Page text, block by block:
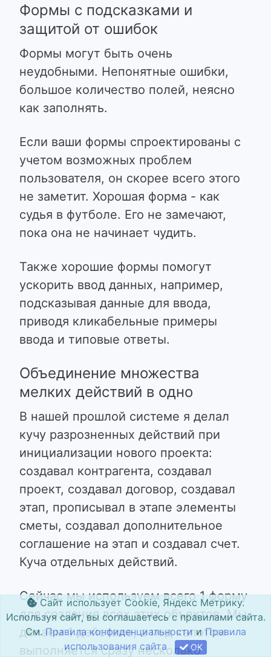
Формы с подсказками и
защитой от ошибок
Формы могут быть очень
неудобными. Непонятные ошибки,
большое количество полей, неясно
как заполнять.
Если ваши формы спроектированы с
учетом возможных проблем
пользователя, он скорее всего этого
не заметит. Хорошая форма - как
судья в футболе. Его не замечают,
пока она не начинает чудить.
Также хорошие формы помогут
ускорить ввод данных, например,
подсказывая данные для ввода,
приводя кликабельные примеры
ввода и типовые ответы.
Объединение множества
мелких действий в одно
В нашей прошлой системе я делал
кучу разрозненных действий при
инициализации нового проекта:
создавал контрагента, создавал
проект, создавал договор, создавал
этап, прописывал в этапе элементы
сметы, создавал дополнительное
соглашение на этап и создавал счет.
Куча отдельных действий.
Сейчас мы используем всего 1 форму
для создания всех этих объектов. Мы
делаем 1 действие, а под капотом
выполняется сразу несколько
Сайт использует Cookie, Яндекс Метрику.
Используя сайт, вы соглашаетесь с правилами сайта.
См.Правила конфиденциальностииПравила
использования сайта
OK